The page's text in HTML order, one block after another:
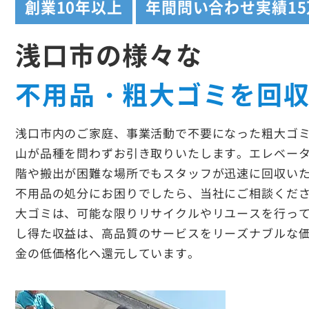
創業10年以上 年間問い合わせ実績
浅口市の様々な
不用品・粗大ゴミを回
浅口市内のご家庭、事業活動で不要になった粗大ゴ
山が品種を問わずお引き取りいたします。エレベー
階や搬出が困難な場所でもスタッフが迅速に回収い
不用品の処分にお困りでしたら、当社にご相談くだ
大ゴミは、可能な限りリサイクルやリユースを行っ
し得た収益は、高品質のサービスをリーズナブルな
金の低価格化へ還元しています。